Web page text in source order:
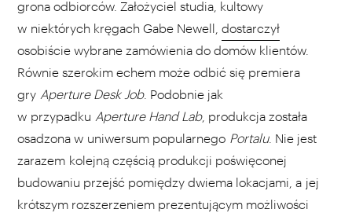
grona odbiorców. Założyciel studia, kultowy
w niektórych kręgach Gabe Newell, dostarczył
osobiście wybrane zamówienia do domów klientów.
Równie szerokim echem może odbić się premiera
gry Aperture Desk Job. Podobnie jak
w przypadku Aperture Hand Lab, produkcja została
osadzona w uniwersum popularnego Portalu. Nie jest
zarazem kolejną częścią produkcji poświęconej
budowaniu przejść pomiędzy dwiema lokacjami, a jej
krótszym rozszerzeniem prezentującym możliwości